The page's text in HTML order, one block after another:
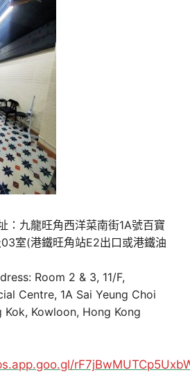
：九龍旺角西洋菜南街1A號百寶
室(港鐵旺角站E2出口或港鐵油
Room 2 & 3, 11/F,
Centre, 1A Sai Yeung Choi
Kowloon, Hong Kong